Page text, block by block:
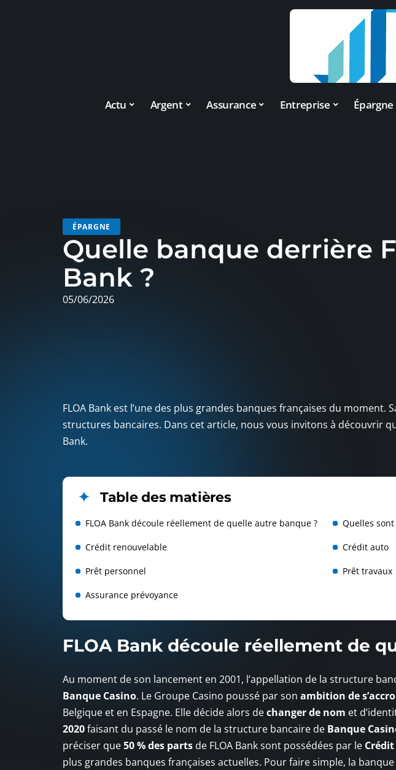
Actu Argent Assurance Entreprise Épargne
ÉPARGNE
Quelle banque derrière
Bank ?
05/06/2026
FLOA Bank est l’une des plus grandes banques françaises du
structures bancaires. Dans cet article, nous vous invitons à découvrir
Bank.
Table des matières
FLOA Bank découle réellement de quelle autre banque ? Quelles sont
Crédit renouvelable Crédit auto
Prêt personnel Prêt travaux
Assurance prévoyance
FLOA Bank découle réellement de
Au moment de son lancement en 2001, l’appellation de la structure
Banque Casino. Le Groupe Casino poussé par son ambition de
Belgique et en Espagne. Elle décide alors dechanger de nom et
2020faisant du passé le nom de la structure bancaire de Banque
préciser que50 % des parts de FLOA Bank sont possédées par le
plus grandes banques françaises actuelles. Pour faire simple, la banque